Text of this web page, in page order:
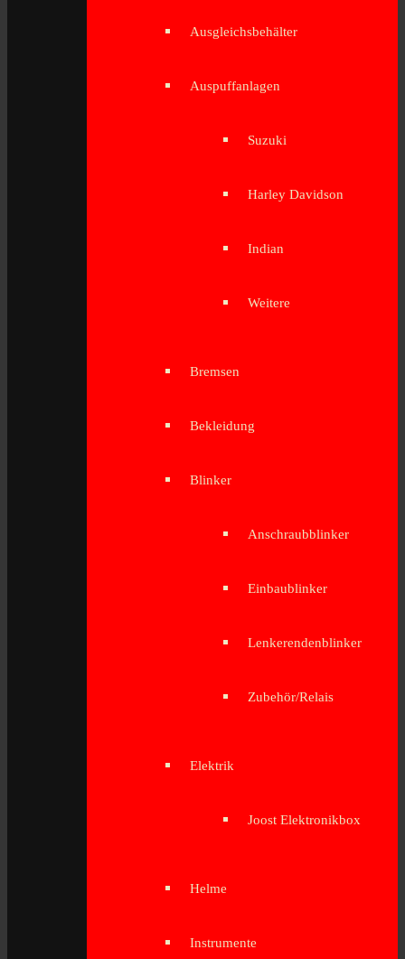
Ausgleichsbehälter
Auspuffanlagen
Suzuki
Harley Davidson
Indian
Weitere
Bremsen
Bekleidung
Blinker
Anschraubblinker
Einbaublinker
Lenkerendenblinker
Zubehör/Relais
Elektrik
Joost Elektronikbox
Helme
Instrumente